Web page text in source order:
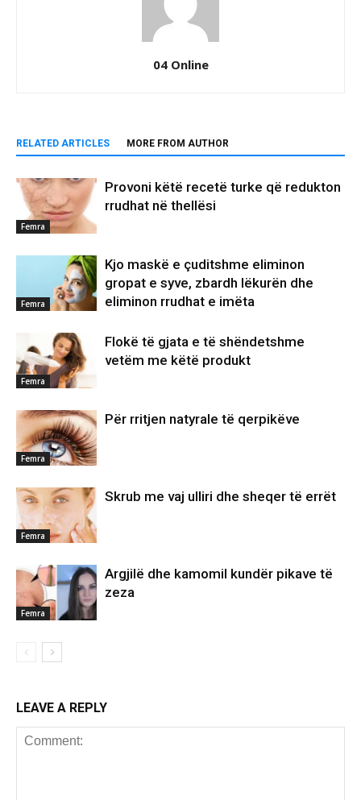
04 Online
RELATED ARTICLES MORE FROM AUTHOR
Femra
Provoni këtë recetë turke që redukton
rrudhat në thellësi
Femra
Kjo maskë e çuditshme eliminon
gropat e syve, zbardh lëkurën dhe
eliminon rrudhat e imëta
Femra
Flokë të gjata e të shëndetshme
vetëm me këtë produkt
Femra
Për rritjen natyrale të qerpikëve
Femra
Skrub me vaj ulliri dhe sheqer të errët
Femra
Argjilë dhe kamomil kundër pikave të
zeza
LEAVE A REPLY